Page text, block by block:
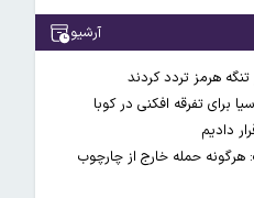
آرشیو
برای تفرقه افکنی در کوبا
دادیم
حمله خارج از چارچوب